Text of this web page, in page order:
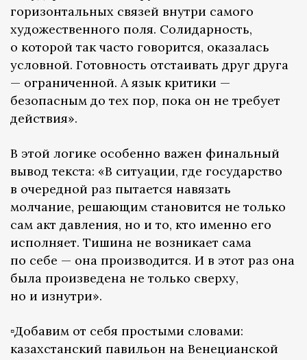
горизонтальных связей внутри самого
художественного поля. Солидарность,
о которой так часто говорится, оказалась
условной. Готовность отстаивать друг друга
— ограниченной. А язык критики —
безопасным до тех пор, пока он не требует
действия».
В этой логике особенно важен финальный
вывод текста: «В ситуации, где государство
в очередной раз пытается навязать
молчание, решающим становится не только
сам акт давления, но и то, кто именно его
исполняет. Тишина не возникает сама
по себе — она производится. И в этот раз она
была произведена не только сверху,
но и изнутри».
▫️Добавим от себя простыми словами:
казахстанский павильон на Венецианской